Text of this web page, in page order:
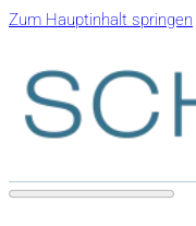
Zum Hauptinhalt springen